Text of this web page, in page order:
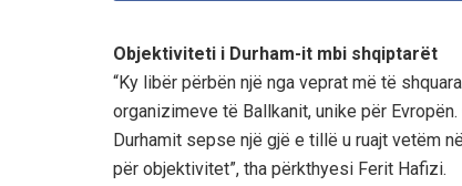
Objektiviteti i Durham-it mbi shqiptarët
“Ky libër përbën një nga veprat më të
organizimeve të Ballkanit, unike për
Durhamit sepse një gjë e tillë u ruajt vetëm
për objektivitet”, tha përkthyesi Ferit Hafizi.